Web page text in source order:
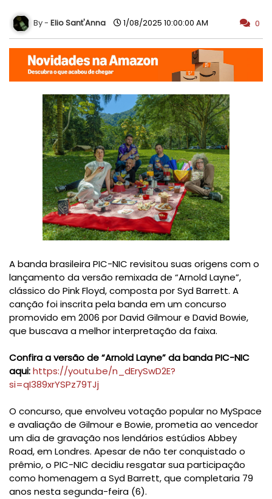
Elio Sant'Anna 1/08/2025 10:00:00 AM 0
A banda brasileira PIC-NIC revisitou suas origens com o
lançamento da versão remixada de “Arnold Layne”,
clássico do Pink Floyd, composta por Syd Barrett. A
canção foi inscrita pela banda em um concurso
promovido em 2006 por David Gilmour e David Bowie,
que buscava a melhor interpretação da faixa.
Confira a versão de “Arnold Layne” da banda PIC-NIC
aqui:https://youtu.be/n_dErySwD2E?
si=qI389xrYSPz79TJj
O concurso, que envolveu votação popular no MySpace
e avaliação de Gilmour e Bowie, prometia ao vencedor
um dia de gravação nos lendários estúdios Abbey
Road, em Londres. Apesar de não ter conquistado o
prêmio, o PIC-NIC decidiu resgatar sua participação
como homenagem a Syd Barrett, que completaria 79
anos nesta segunda-feira (6).